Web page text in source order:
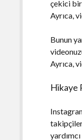
çekici bir
Ayrıca,
Bunun
Ayrıca,
Hikaye